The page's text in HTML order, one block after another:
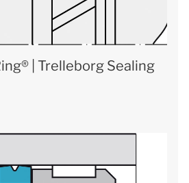
| Trelleborg Sealing